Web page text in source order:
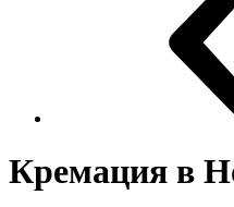
Кремация в